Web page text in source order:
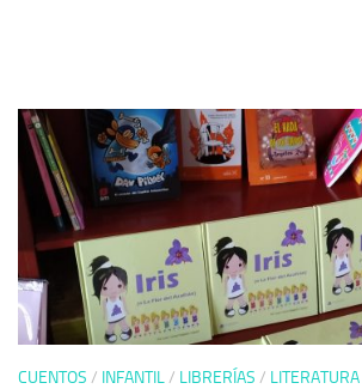
CUENTOS / INFANTIL/ LIBRERÍAS / LITERATURA